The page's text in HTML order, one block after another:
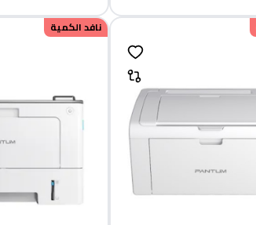
نافد الكمية